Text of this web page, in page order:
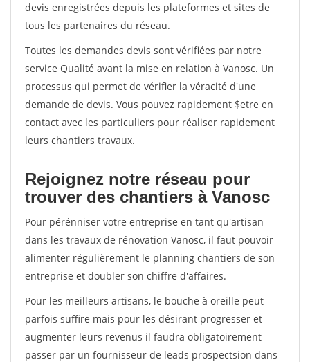
devis enregistrées depuis les plateformes et sites de
tous les partenaires du réseau.
Toutes les demandes devis sont vérifiées par notre
service Qualité avant la mise en relation à Vanosc. Un
processus qui permet de vérifier la véracité d'une
demande de devis. Vous pouvez rapidement $etre en
contact avec les particuliers pour réaliser rapidement
leurs chantiers travaux.
Rejoignez notre réseau pour
trouver des chantiers à Vanosc
Pour pérénniser votre entreprise en tant qu'artisan
dans les travaux de rénovation Vanosc, il faut pouvoir
alimenter régulièrement le planning chantiers de son
entreprise et doubler son chiffre d'affaires.
Pour les meilleurs artisans, le bouche à oreille peut
parfois suffire mais pour les désirant progresser et
augmenter leurs revenus il faudra obligatoirement
passer par un fournisseur de leads prospectsion dans